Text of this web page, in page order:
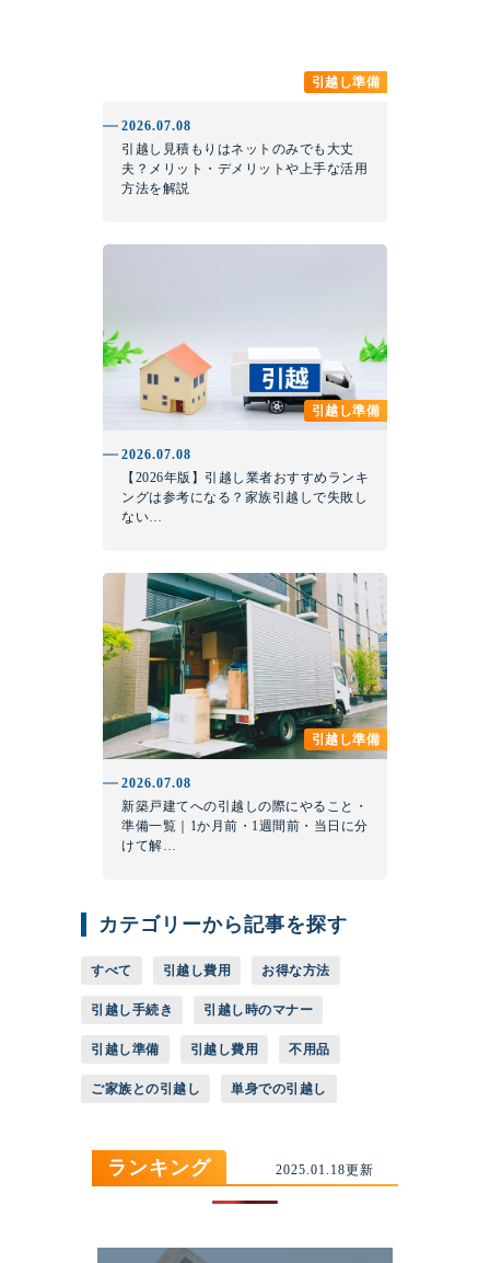
2026.07.08
引越し見積もりはネットのみでも大丈
夫？メリット・デメリットや上手な活用
方法を解説
引越し準備
2026.07.08
【2026年版】引越し業者おすすめランキ
ングは参考になる？家族引越しで失敗し
ない…
引越し準備
2026.07.08
新築戸建てへの引越しの際にやること・
準備一覧｜1か月前・1週間前・当日に分
けて解…
引越し準備
カテゴリーから記事を探す
すべて 引越し費用 お得な方法
引越し手続き 引越し時のマナー
引越し準備 引越し費用 不用品
ご家族との引越し 単身での引越し
ランキング 2025.01.18更新